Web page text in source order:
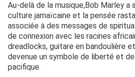
Au-delà de la musique,Bob Marley a
culture jamaïcaine et la pensée
associée à des messages de
de connexion avec les racines
dreadlocks, guitare en bandoulière
devenue un symbole de liberté et
pacifique.